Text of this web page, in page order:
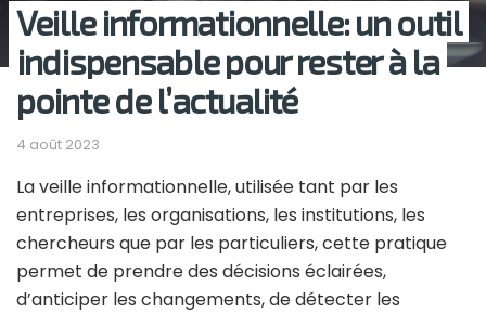
Veille informationnelle: un outil
indispensable pour rester à la
pointe de l’actualité
4 août 2023
La veille informationnelle, utilisée tant par les
entreprises, les organisations, les institutions, les
chercheurs que par les particuliers, cette pratique
permet de prendre des décisions éclairées,
d’anticiper les changements, de détecter les